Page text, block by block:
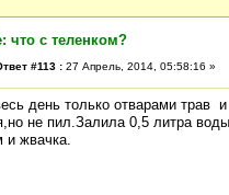
что с теленком?
#113 : 27 Апрель, 2014, 05:58:16 »
день только отварами трав
не пил.Залила 0,5 литра
жвачка.